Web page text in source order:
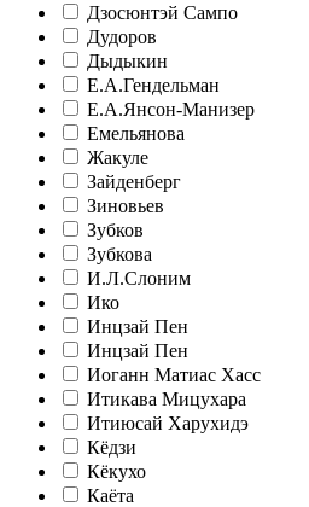
Дзосюнтэй Сампо
Дудоров
Дыдыкин
Е.А.Гендельман
Е.А.Янсон-Манизер
Емельянова
Жакуле
Зайденберг
Зиновьев
Зубков
Зубкова
И.Л.Слоним
Ико
Инцзай Пен
Инцзай Пен
Иоганн Матиас Хасс
Итикава Мицухара
Итиюсай Харухидэ
Кёдзи
Кёкухо
Каёта